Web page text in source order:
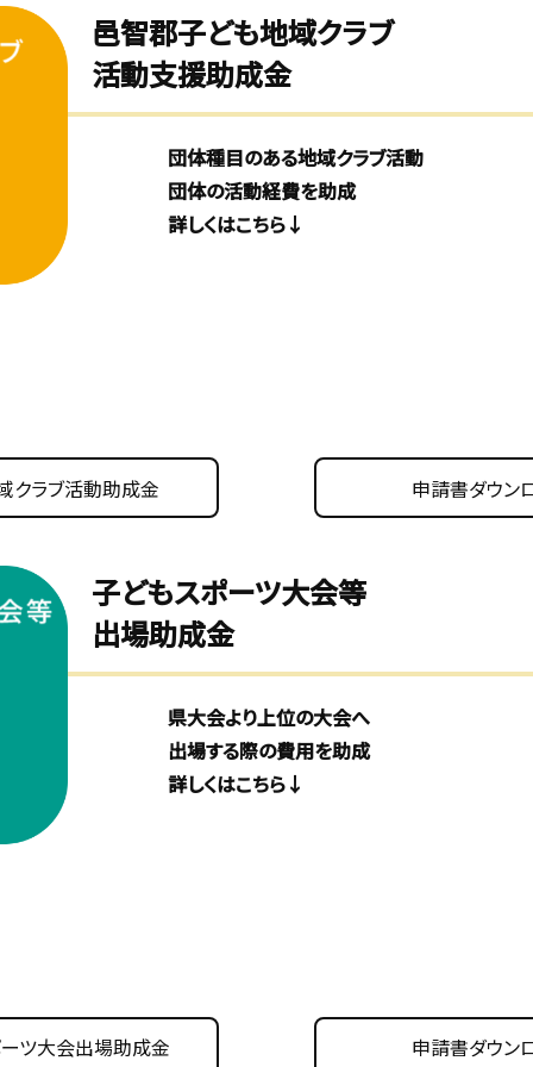
邑智郡子ども地域クラブ
活動支援助成金
団体種目のある地域クラブ活動
団体の活動経費を助成
詳しくはこちら↓
クラブ活動助成金 申請書ダウン
子どもスポーツ大会等
出場助成金
県大会より上位の大会へ
出場する際の費用を助成
詳しくはこちら↓
ツ大会出場助成金 申請書ダウン